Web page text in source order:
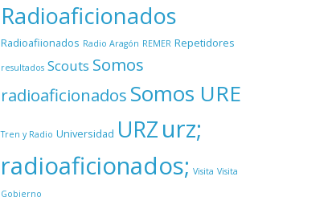
Radioaficionados
Radioafiionados Radio Aragón REMER Repetidores
resultados Scouts Somos
radioaficionados Somos URE
Tren y Radio Universidad URZurz;
radioaficionados; Visita Visita
Gobierno